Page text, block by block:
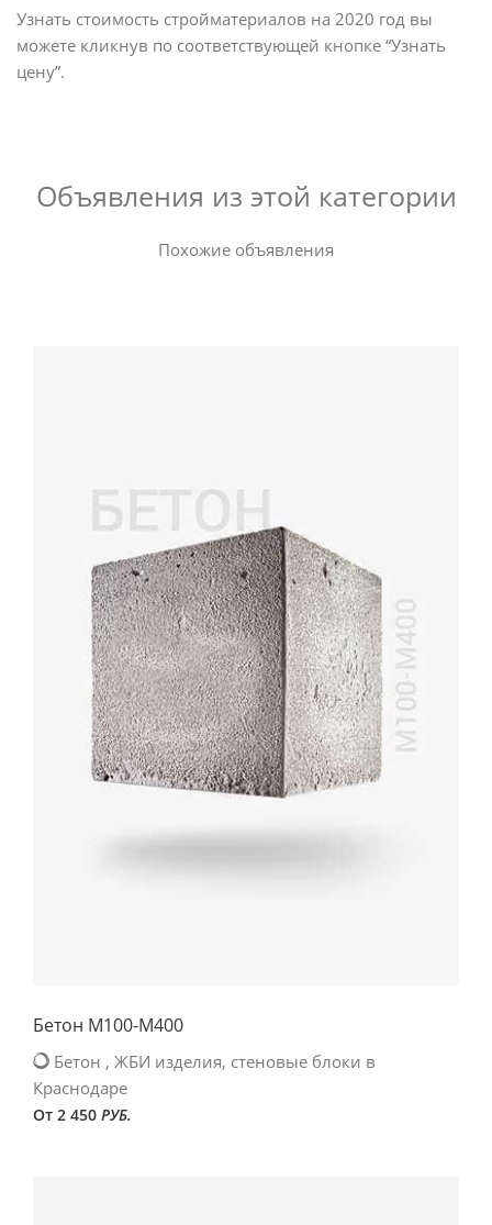
Узнать стоимость стройматериалов на 2020 год вы
можете кликнув по соответствующей кнопке “Узнать
цену”.
Объявления из этой категории
Похожие объявления
Бетон М100-М400
Бетон , ЖБИ изделия, стеновые блоки в
Краснодаре
От 2 450 РУБ.